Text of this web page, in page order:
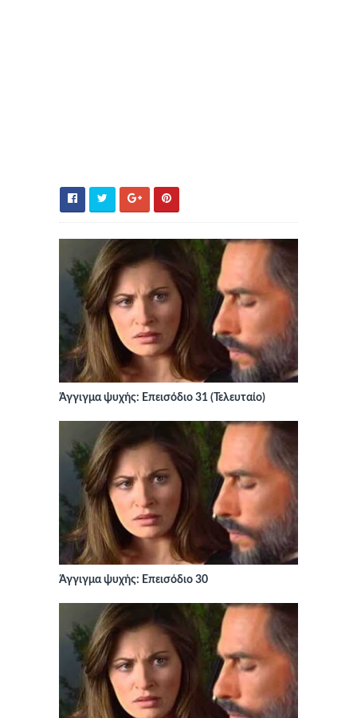
Άγγιγμα ψυχής: Επεισόδιο 31 (Τελευταίο)
Άγγιγμα ψυχής: Επεισόδιο 30